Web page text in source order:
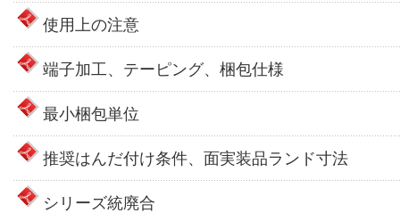
使用上の注意
端子加工、テーピング、梱包仕様
最小梱包単位
推奨はんだ付け条件、面実装品ランド寸法
シリーズ統廃合